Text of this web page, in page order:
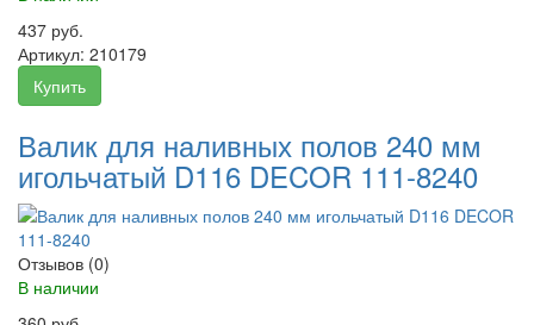
437 руб.
Артикул: 210179
Купить
Валик для наливных полов 240 мм
игольчатый D116 DECOR 111-8240
Отзывов (0)
В наличии